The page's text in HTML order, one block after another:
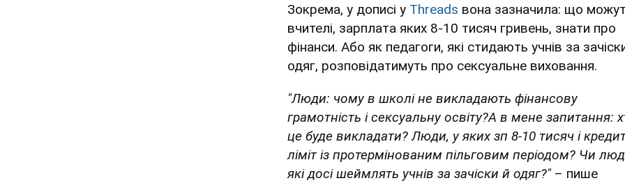
Зокрема, у дописі у Тhreads вона зазначила: що
вчителі, зарплата яких 8-10 тисяч гривень, знати про
фінанси. Або як педагоги, які стидають учнів за
одяг, розповідатимуть про сексуальне виховання.
"Люди: чому в школі не викладають фінансову
грамотність і сексуальну освіту?А в мене запитання:
це буде викладати? Люди, у яких зп 8-10 тисяч і
ліміт із протермінованим пільговим періодом? Чи
які досі шеймлять учнів за зачіски й одяг?"– пише